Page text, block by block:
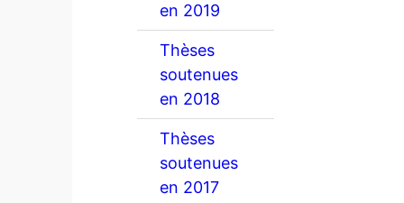
en 2019
Thèses
soutenues
en 2018
Thèses
soutenues
en 2017